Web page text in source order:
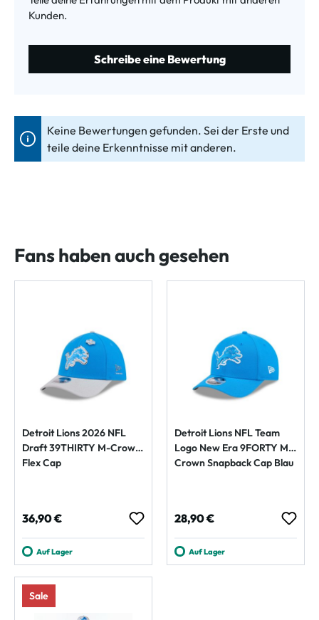
Kunden.
Schreibe eine Bewertung
Keine Bewertungen gefunden. Sei der Erste und
teile deine Erkenntnisse mit anderen.
Fans haben auch gesehen
Detroit Lions 2026 NFL
Draft 39THIRTY M-Crown
Flex Cap
Regulärer Preis:
36,90 €
Auf Lager
Detroit Lions NFL Team
Logo New Era 9FORTY M-
Crown Snapback Cap Blau
Regulärer Preis:
28,90 €
Auf Lager
Sale